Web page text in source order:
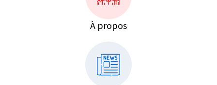
À propos